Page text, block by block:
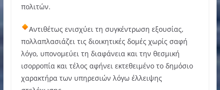
πολιτών.
Αντιθέτως ενισχύει τη συγκέντρωση εξουσίας,
πολλαπλασιάζει τις διοικητικές δομές χωρίς σαφή
λόγο, υπονομεύει τη διαφάνεια και την θεσμική
ισορροπία και τέλος αφήνει εκτεθειμένο το δημόσιο
χαρακτήρα των υπηρεσιών λόγω έλλειψης